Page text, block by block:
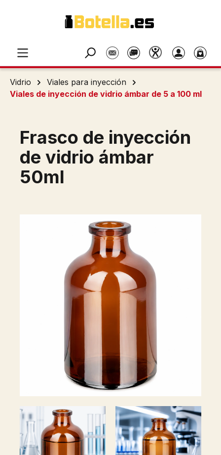
Vidrio
Viales para inyección
Viales de inyección de vidrio ámbar de 5 a 100 ml
Frasco de inyección
de vidrio ámbar
50ml